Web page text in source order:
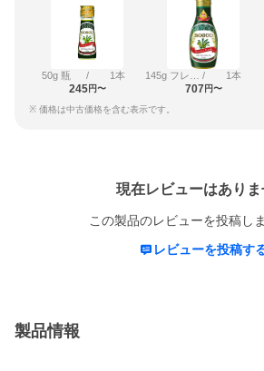
50g 瓶 / 1本
245円〜
/ 1本
707円〜
※ 価格は中古価格を含む表示です。
現在レビューはあり
この製品のレビューを投稿し
レビューを投稿す
製品情報